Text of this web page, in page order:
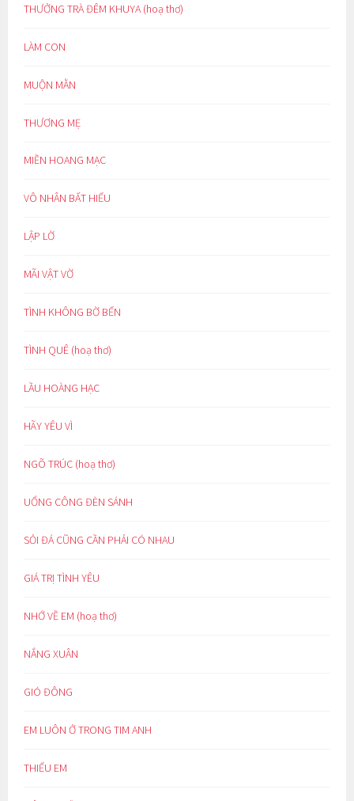
THƯỞNG TRÀ ĐÊM KHUYA (hoạ thơ)
LÀM CON
MUỘN MẰN
THƯƠNG MẸ
MIỀN HOANG MẠC
VÔ NHÂN BẤT HIẾU
LẬP LỜ
MÃI VẬT VỜ
TÌNH KHÔNG BỜ BẾN
TÌNH QUÊ (hoạ thơ)
LẦU HOÀNG HẠC
HÃY YÊU VÌ
NGÕ TRÚC (hoạ thơ)
UỔNG CÔNG ĐÈN SÁNH
SỎI ĐÁ CŨNG CẦN PHẢI CÓ NHAU
GIÁ TRỊ TÌNH YÊU
NHỚ VỀ EM (hoạ thơ)
NẮNG XUÂN
GIÓ ĐÔNG
EM LUÔN Ở TRONG TIM ANH
THIẾU EM